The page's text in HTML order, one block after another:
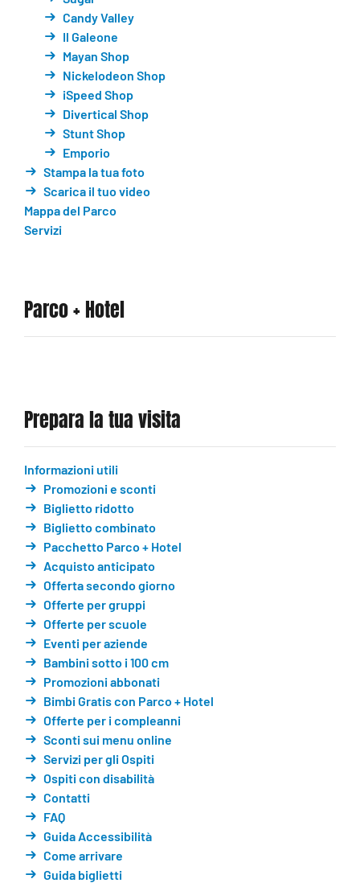
Candy Valley
Il Galeone
Mayan Shop
Nickelodeon Shop
iSpeed Shop
Divertical Shop
Stunt Shop
Emporio
Stampa la tua foto
Scarica il tuo video
Mappa del Parco
Servizi
Parco + Hotel
Prepara la tua visita
Informazioni utili
Promozioni e sconti
Biglietto ridotto
Biglietto combinato
Pacchetto Parco + Hotel
Acquisto anticipato
Offerta secondo giorno
Offerte per gruppi
Offerte per scuole
Eventi per aziende
Bambini sotto i 100 cm
Promozioni abbonati
Bimbi Gratis con Parco + Hotel
Offerte per i compleanni
Sconti sui menu online
Servizi per gli Ospiti
Ospiti con disabilità
Contatti
FAQ
Guida Accessibilità
Come arrivare
Guida biglietti